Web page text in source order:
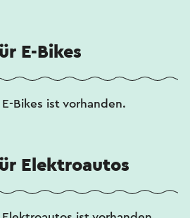
E-Bikes
Bikes ist vorhanden.
Elektroautos